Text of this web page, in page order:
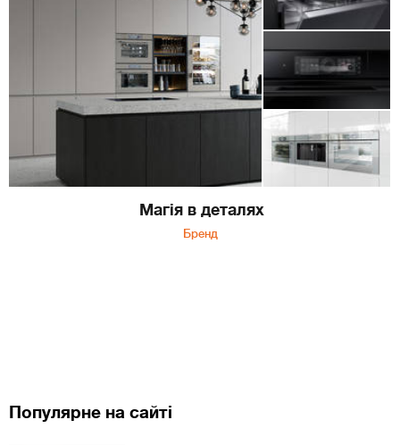
Магія в деталях
Бренд
Популярне на сайті